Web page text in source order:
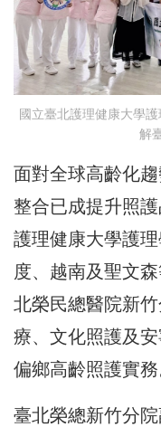
國立臺北護理健康大學
解
面對全球高齡化
整合已成提升照
護理健康大學護
度、越南及聖文
北榮民總醫院新
療、文化照護及
偏鄉高齡照護實務
臺北榮總新竹分